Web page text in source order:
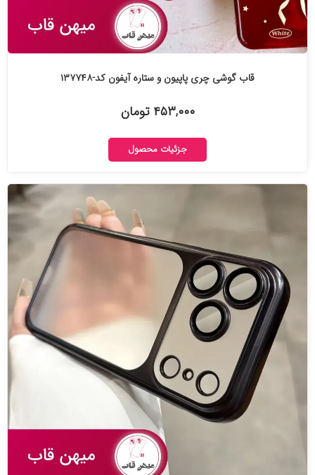
قاب گوشی چری پاپیون و ستاره آیفون کد-۱۳۷۷۴۸
۴۵۳,۰۰۰ تومان
جزئیات محصول